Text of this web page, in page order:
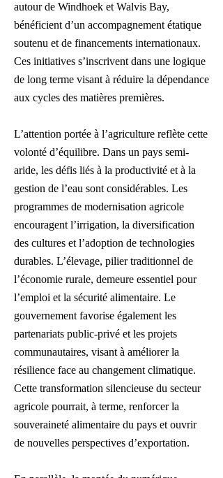
autour de Windhoek et Walvis Bay,
bénéficient d’un accompagnement étatique
soutenu et de financements internationaux.
Ces initiatives s’inscrivent dans une logique
de long terme visant à réduire la dépendance
aux cycles des matières premières.
L’attention portée à l’agriculture reflète cette
volonté d’équilibre. Dans un pays semi-
aride, les défis liés à la productivité et à la
gestion de l’eau sont considérables. Les
programmes de modernisation agricole
encouragent l’irrigation, la diversification
des cultures et l’adoption de technologies
durables. L’élevage, pilier traditionnel de
l’économie rurale, demeure essentiel pour
l’emploi et la sécurité alimentaire. Le
gouvernement favorise également les
partenariats public-privé et les projets
communautaires, visant à améliorer la
résilience face au changement climatique.
Cette transformation silencieuse du secteur
agricole pourrait, à terme, renforcer la
souveraineté alimentaire du pays et ouvrir
de nouvelles perspectives d’exportation.